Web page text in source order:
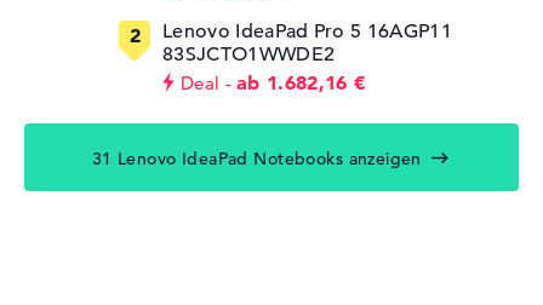
Lenovo IdeaPad Pro 5 16AGP11
83SJCTO1WWDE2
Deal ab 1.682,16 €
31 Lenovo IdeaPad Notebooks anzeigen